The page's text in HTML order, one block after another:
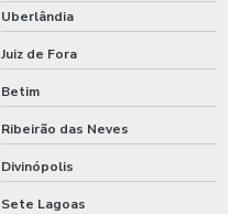
Uberlândia
Juiz de Fora
Betim
Ribeirão das Neves
Divinópolis
Sete Lagoas